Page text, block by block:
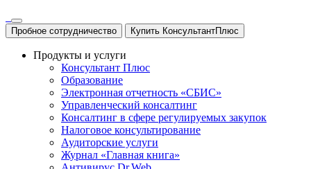
Пробное сотрудничество Купить КонсультантПлюс
Продукты и услуги
Консультант Плюс
Образование
Электронная отчетность «СБИС»
Управленческий консалтинг
Консалтинг в сфере регулируемых закупок
Налоговое консультирование
Аудиторские услуги
Журнал «Главная книга»